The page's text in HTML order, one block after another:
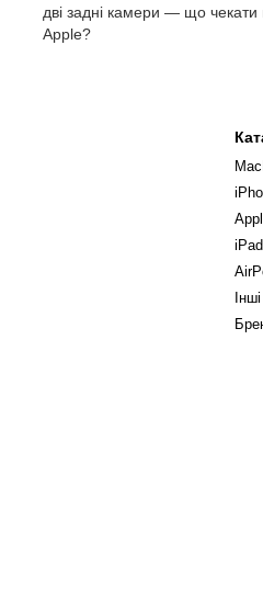
дві задні камери — що чекати
Apple?
iPad